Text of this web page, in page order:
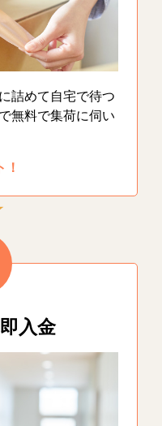
詰めて自宅で待つ
無料で集荷に伺い
入金